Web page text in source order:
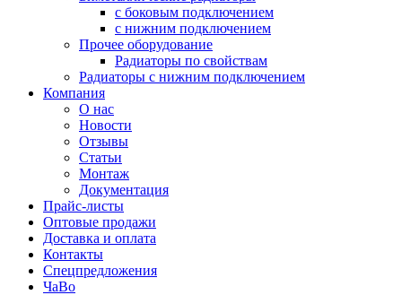
с боковым подключением
с нижним подключением
Прочее оборудование
Радиаторы по свойствам
Радиаторы с нижним подключением
Компания
О нас
Новости
Отзывы
Статьи
Монтаж
Документация
Прайс-листы
Оптовые продажи
Доставка и оплата
Контакты
Спецпредложения
ЧаВо